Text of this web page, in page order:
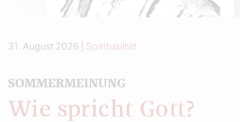
31. August 2026 Spiritualität
SOMMERMEINUNG
Wie spricht Gott?